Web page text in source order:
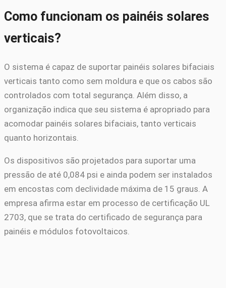
Como funcionam os painéis solares
verticais?
O sistema é capaz de suportar painéis solares bifaciais
verticais tanto como sem moldura e que os cabos são
controlados com total segurança. Além disso, a
organização indica que seu sistema é apropriado para
acomodar painéis solares bifaciais, tanto verticais
quanto horizontais.
Os dispositivos são projetados para suportar uma
pressão de até 0,084 psi e ainda podem ser instalados
em encostas com declividade máxima de 15 graus. A
empresa afirma estar em processo de certificação UL
2703, que se trata do certificado de segurança para
painéis e módulos fotovoltaicos.